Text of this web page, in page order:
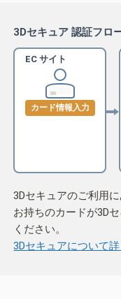
3Dセキュア 認証フロ
EC サイト
カード情報入力
3Dセキュアのご利用
お持ちのカードが3D
ください。
3Dセキュアについて